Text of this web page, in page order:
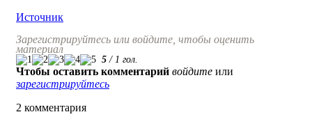
Источник
Зарегистрируйтесь или войдите, чтобы оценить
материал
5 / 1 гол.
Чтобы оставить комментарий войдите или
зарегистрируйтесь
2 комментария